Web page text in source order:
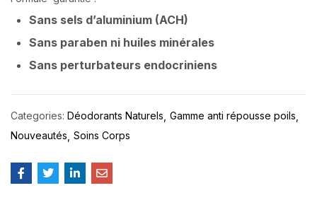
Sans sels d’aluminium (ACH)
Sans paraben ni huiles minérales
Sans perturbateurs endocriniens
Categories: Déodorants Naturels Gamme anti répousse poils
Nouveautés Soins Corps